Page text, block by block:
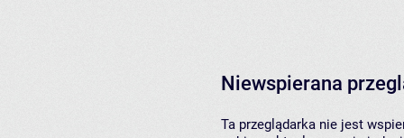
Niewspierana
Ta przeglądarka nie jest